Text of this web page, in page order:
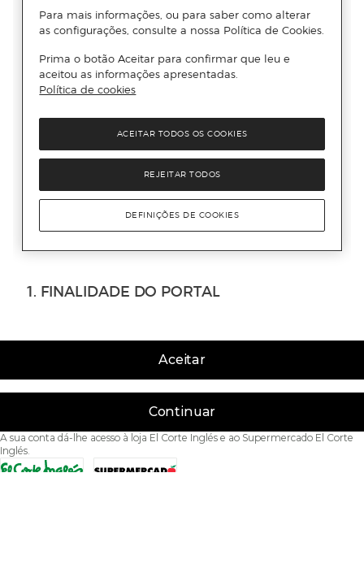
Aceitar
Continuar
A sua conta dá-lhe acesso à loja El Corte Inglés e ao Supermercado El Corte
Inglés.